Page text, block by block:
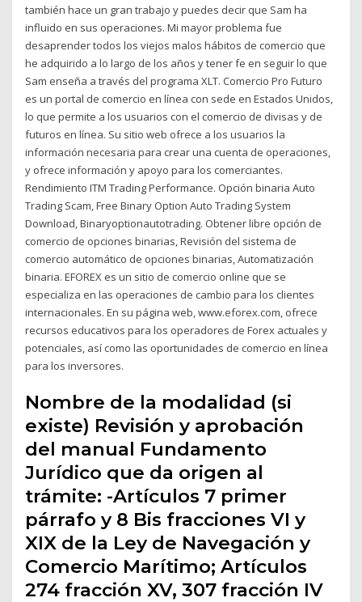
también hace un gran trabajo y puedes decir que Sam ha
influido en sus operaciones. Mi mayor problema fue
desaprender todos los viejos malos hábitos de comercio que
he adquirido a lo largo de los años y tener fe en seguir lo que
Sam enseña a través del programa XLT. Comercio Pro Futuro
es un portal de comercio en línea con sede en Estados Unidos,
lo que permite a los usuarios con el comercio de divisas y de
futuros en línea. Su sitio web ofrece a los usuarios la
información necesaria para crear una cuenta de operaciones,
y ofrece información y apoyo para los comerciantes.
Rendimiento ITM Trading Performance. Opción binaria Auto
Trading Scam, Free Binary Option Auto Trading System
Download, Binaryoptionautotrading. Obtener libre opción de
comercio de opciones binarias, Revisión del sistema de
comercio automático de opciones binarias, Automatización
binaria. EFOREX es un sitio de comercio online que se
especializa en las operaciones de cambio para los clientes
internacionales. En su página web, www.eforex.com, ofrece
recursos educativos para los operadores de Forex actuales y
potenciales, así como las oportunidades de comercio en línea
para los inversores.
Nombre de la modalidad (si
existe) Revisión y aprobación
del manual Fundamento
Jurídico que da origen al
trámite: -Artículos 7 primer
párrafo y 8 Bis fracciones VI y
XIX de la Ley de Navegación y
Comercio Marítimo; Artículos
274 fracción XV, 307 fracción IV